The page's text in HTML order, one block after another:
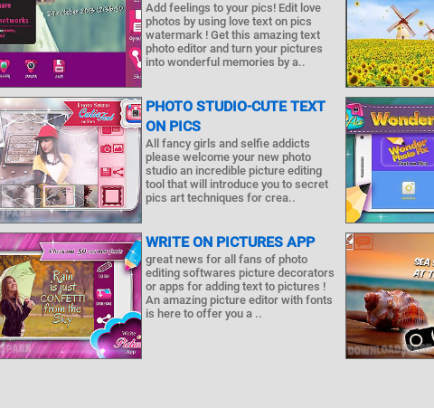
Add feelings to your pics! Edit love
photos by using love text on pics
watermark ! Get this amazing text
photo editor and turn your pictures
into wonderful memories by a..
PHOTO STUDIO-CUTE TEXT
ON PICS
All fancy girls and selfie addicts
please welcome your new photo
studio an incredible picture editing
tool that will introduce you to secret
pics art techniques for crea..
WRITE ON PICTURES APP
great news for all fans of photo
editing softwares picture decorators
or apps for adding text to pictures !
An amazing picture editor with fonts
is here to offer you a ..